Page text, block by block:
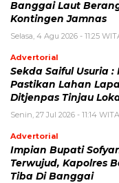
Banggai Laut
Kontingen Jamnas
Selasa, 4 Agu 2026 - 11:25
Advertorial
Sekda Saiful Usuria
Pastikan Lahan
Ditjenpas Tinjau
Senin, 27 Jul 2026 - 11:14 WITA
Advertorial
Impian Bupati
Terwujud, Kapolres
Tiba Di Banggai